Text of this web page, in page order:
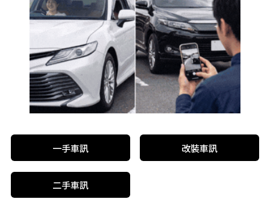
一手車訊 改裝車訊
二手車訊